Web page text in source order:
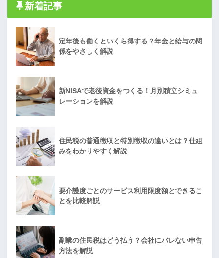
新着記事
定年後も働くといくら得する？年金と給与の関
係をやさしく解説
新NISAで老後資金をつくる！月別積立シミュ
レーションを解説
住民税の普通徴収と特別徴収の違いとは？仕組
みをわかりやすく解説
要介護度ごとのサービス利用限度額とできるこ
とを比較解説
副業の住民税はどう払う？会社にバレない申告
方法を解説